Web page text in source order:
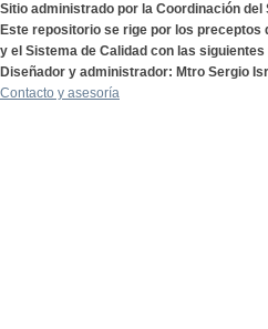
Sitio administrado por la Coordinación del
Este repositorio se rige por los
y el Sistema de Calidad con las
Diseñador y administrador: Mtro Sergio
Contacto y asesoría